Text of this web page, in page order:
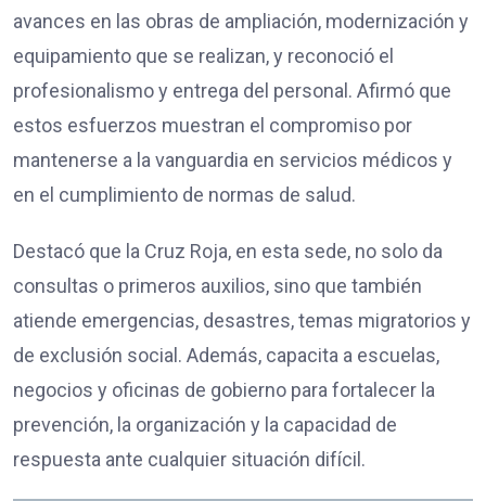
avances en las obras de ampliación, modernización y
equipamiento que se realizan, y reconoció el
profesionalismo y entrega del personal. Afirmó que
estos esfuerzos muestran el compromiso por
mantenerse a la vanguardia en servicios médicos y
en el cumplimiento de normas de salud.
Destacó que la Cruz Roja, en esta sede, no solo da
consultas o primeros auxilios, sino que también
atiende emergencias, desastres, temas migratorios y
de exclusión social. Además, capacita a escuelas,
negocios y oficinas de gobierno para fortalecer la
prevención, la organización y la capacidad de
respuesta ante cualquier situación difícil.